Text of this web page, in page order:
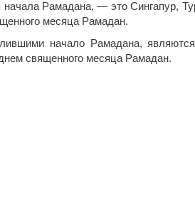
Рамадана, — это Сингапур,
месяца Рамадан.
начало Рамадана,
​​священного месяца Рамадан.